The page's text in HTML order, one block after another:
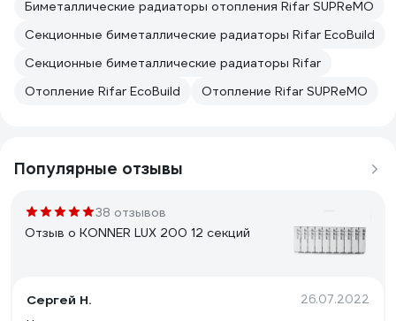
Биметаллические радиаторы отопления Rifar SUPReMO
Секционные биметаллические радиаторы Rifar EcoBuild
Секционные биметаллические радиаторы Rifar
Отопление Rifar EcoBuild
Отопление Rifar SUPReMO
Популярные отзывы
38 отзывов
Отзыв о KONNER LUX 200 12 секций
Сергей Н. 26.07.2022